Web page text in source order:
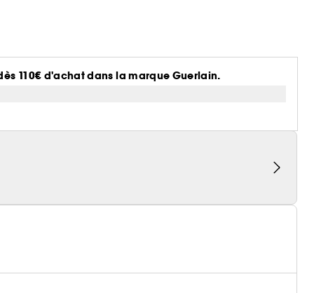
110€ d'achat dans la marque Guerlain.